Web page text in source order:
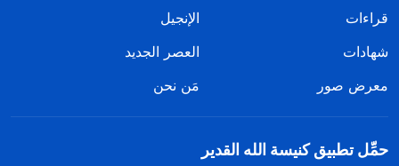
قراءات
الإنجيل
شهادات
العصر الجديد
معرض صور
مَن نحن
حمِّل تطبيق كنيسة الله القدير